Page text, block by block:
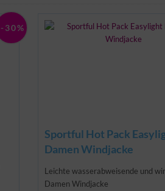
-30%
Sportful Hot Pack
Damen Windjacke
Leichte wasserabweisende und
Damen Windjacke